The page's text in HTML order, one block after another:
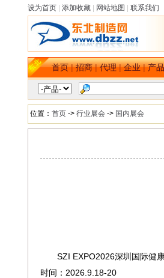
设为首页 添加收藏 网站地图 联系我们
首页|招商|代理|企业|产品
位置： 首页 -> 行业展会 -> 国内展会
SZI EXPO2026深圳国际健
时间：2026.9.18-20